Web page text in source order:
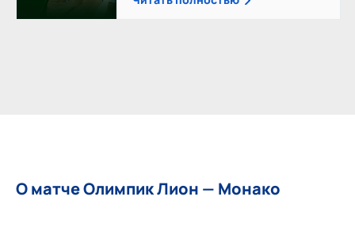
О матче Олимпик Лион — Монако